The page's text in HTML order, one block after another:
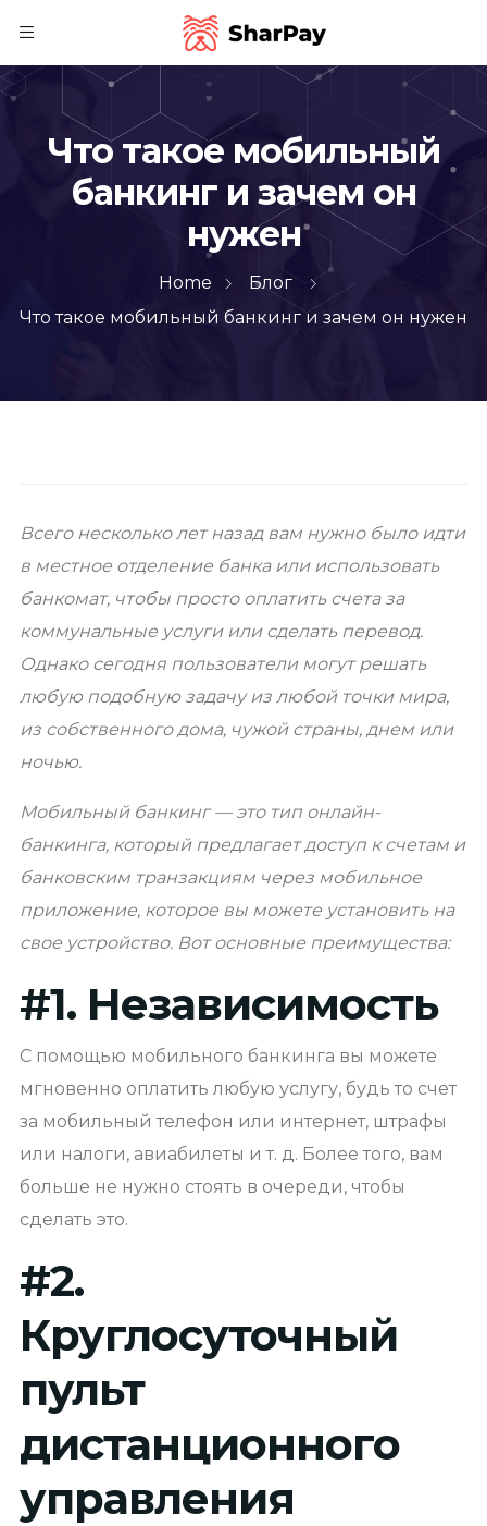
Что такое мобильный
банкинг и зачем он
нужен
Home
Блог
Что такое мобильный банкинг и зачем он нужен
Всего несколько лет назад вам нужно было идти
в местное отделение банка или использовать
банкомат, чтобы просто оплатить счета за
коммунальные услуги или сделать перевод.
Однако сегодня пользователи могут решать
любую подобную задачу из любой точки мира,
из собственного дома, чужой страны, днем или
ночью.
Мобильный банкинг — это тип онлайн-
банкинга, который предлагает доступ к счетам и
банковским транзакциям через мобильное
приложение, которое вы можете установить на
свое устройство. Вот основные преимущества:
#1. Независимость
С помощью мобильного банкинга вы можете
мгновенно оплатить любую услугу, будь то счет
за мобильный телефон или интернет, штрафы
или налоги, авиабилеты и т. д. Более того, вам
больше не нужно стоять в очереди, чтобы
сделать это.
#2.
Круглосуточный
пульт
дистанционного
управления